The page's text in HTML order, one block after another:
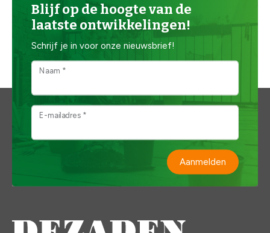
Blijf op de hoogte van de
laatste ontwikkelingen!
Schrijf je in voor onze nieuwsbrief!
Naam *
E-mailadres *
Aanmelden